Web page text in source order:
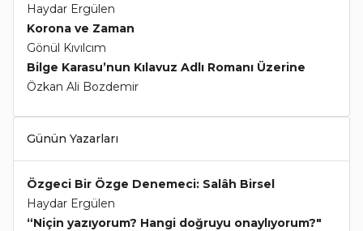
Haydar Ergülen
Korona ve Zaman
Gönül Kıvılcım
Bilge Karasu’nun Kılavuz Adlı Romanı Üzerine
Özkan Ali Bozdemir
Günün Yazarları
Özgeci Bir Özge Denemeci: Salâh Birsel
Haydar Ergülen
“Niçin yazıyorum? Hangi doğruyu onaylıyorum?"